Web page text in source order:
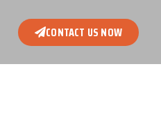
CONTACT US NOW